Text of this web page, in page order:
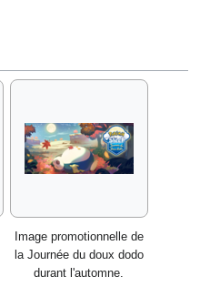
Image promotionnelle de
la Journée du doux dodo
durant l'automne.